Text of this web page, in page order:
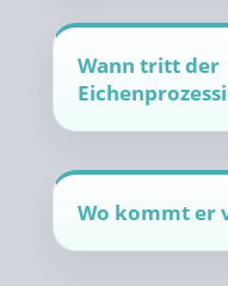
Wann tritt der
Wo kommt er